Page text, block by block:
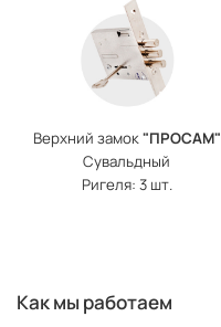
Верхний замок"ПРОСАМ"
Сувальдный
Ригеля: 3 шт.
Как мы работаем